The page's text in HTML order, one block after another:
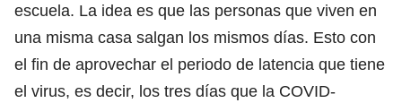
escuela. La idea es que las personas que viven en
una misma casa salgan los mismos días. Esto con
el fin de aprovechar el periodo de latencia que tiene
el virus, es decir, los tres días que la COVID-